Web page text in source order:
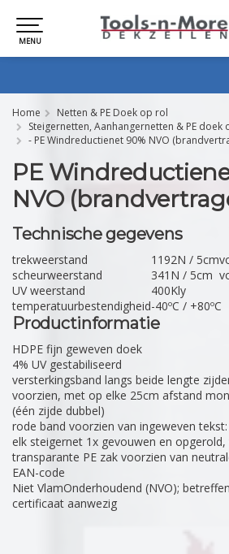
MENU
Home
Netten & PE Doek op rol
Steigernetten, Aanhangernetten & PE doek
- PE Windreductienet 90% NVO
PE
NVO
Technische gegevens
trekweerstand 1192N / 5cm
scheurweerstand
341N / 5cm
UV weerstand
400Kly
temperatuurbestendigheid-40ºC / +80ºC
Productinformatie
HDPE fijn geweven doek
4% UV gestabiliseerd
versterkingsband langs beide lengte
voorzien, met op elke 25cm afstand
(één zijde dubbel)
rode band voorzien van ingeweven
elk steigernet 1x gevouwen en opgerold,
transparante PE zak voorzien van
EAN-code
Niet VlamOnderhoudend (NVO);
certificaat aanwezig